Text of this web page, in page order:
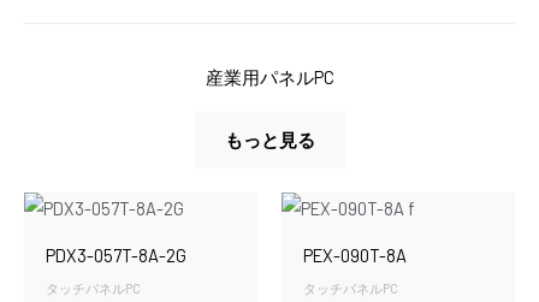
産業用パネルPC
もっと見る
PDX3-057T-8A-2G
タッチパネルPC
PEX-090T-8A
タッチパネルPC